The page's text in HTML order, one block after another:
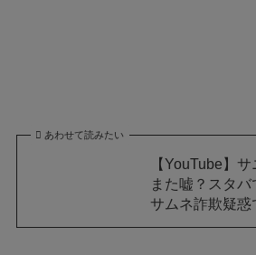
あわせて読みたい
【YouTube】
また嘘？スタ
サムネ詐欺疑惑